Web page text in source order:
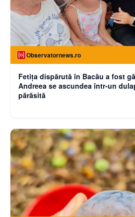
Observatornews.ro
Fetiţa dispărută în Bacău a fost
Andreea se ascundea într-un
părăsită